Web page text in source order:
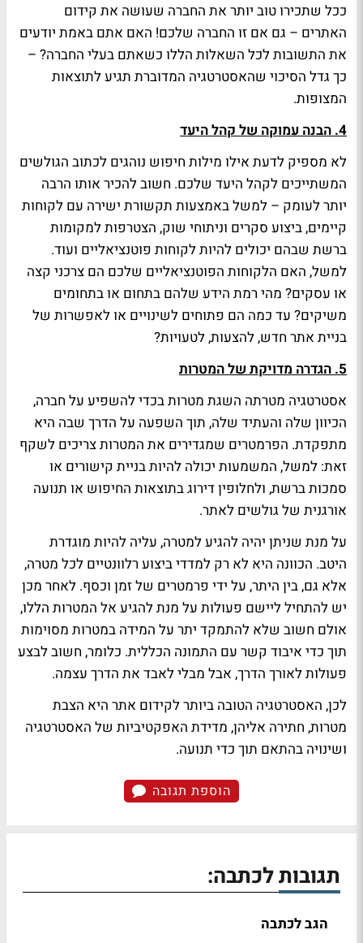
ככל שתכירו טוב יותר את החברה שעושה את קידום
האתרים – גם אם זו החברה שלכם! האם אתם באמת יודעים
את התשובות לכל השאלות הללו כשאתם בעלי החברה? –
כך גדל הסיכוי שהאסטרטגיה המדוברת תגיע לתוצאות
המצופות.
4. הבנה עמוקה של קהל היעד
לא מספיק לדעת אילו מילות חיפוש נוהגים לכתוב הגולשים
המשתייכים לקהל היעד שלכם. חשוב להכיר אותו הרבה
יותר לעומק – למשל באמצעות תקשורת ישירה עם לקוחות
קיימים, ביצוע סקרים וניתוחי שוק, הצטרפות למקומות
ברשת שבהם יכולים להיות לקוחות פוטנציאליים ועוד.
למשל, האם הלקוחות הפוטנציאליים שלכם הם צרכני קצה
או עסקים? מהי רמת הידע שלהם בתחום או בתחומים
משיקים? עד כמה הם פתוחים לשינויים או לאפשרות של
בניית אתר חדש, להצעות, לטעויות?
5. הגדרה מדויקת של המטרות
אסטרטגיה מטרתה השגת מטרות בכדי להשפיע על חברה,
הכיוון שלה והעתיד שלה, תוך השפעה על הדרך שבה היא
מתפקדת. הפרמטרים שמגדירים את המטרות צריכים לשקף
זאת: למשל, המשמעות יכולה להיות בניית קישורים או
סמכות ברשת, ולחלופין דירוג בתוצאות החיפוש או תנועה
אורגנית של גולשים לאתר.
על מנת שניתן יהיה להגיע למטרה, עליה להיות מוגדרת
היטב. הכוונה היא לא רק למדדי ביצוע רלוונטיים לכל מטרה,
אלא גם, בין היתר, על ידי פרמטרים של זמן וכסף. לאחר מכן
יש להתחיל ליישם פעולות על מנת להגיע אל המטרות הללו,
אולם חשוב שלא להתמקד יתר על המידה במטרות מסוימות
תוך כדי איבוד קשר עם התמונה הכללית. כלומר, חשוב לבצע
פעולות לאורך הדרך, אבל מבלי לאבד את הדרך עצמה.
לכן, האסטרטגיה הטובה ביותר לקידום אתר היא הצבת
מטרות, חתירה אליהן, מדידת האפקטיביות של האסטרטגיה
ושינויה בהתאם תוך כדי תנועה.
הוספת תגובה
תגובות לכתבה:
הגב לכתבה